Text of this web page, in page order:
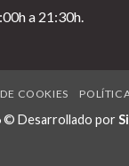
a 21:30h.
COOKIES
© Desarrollado por